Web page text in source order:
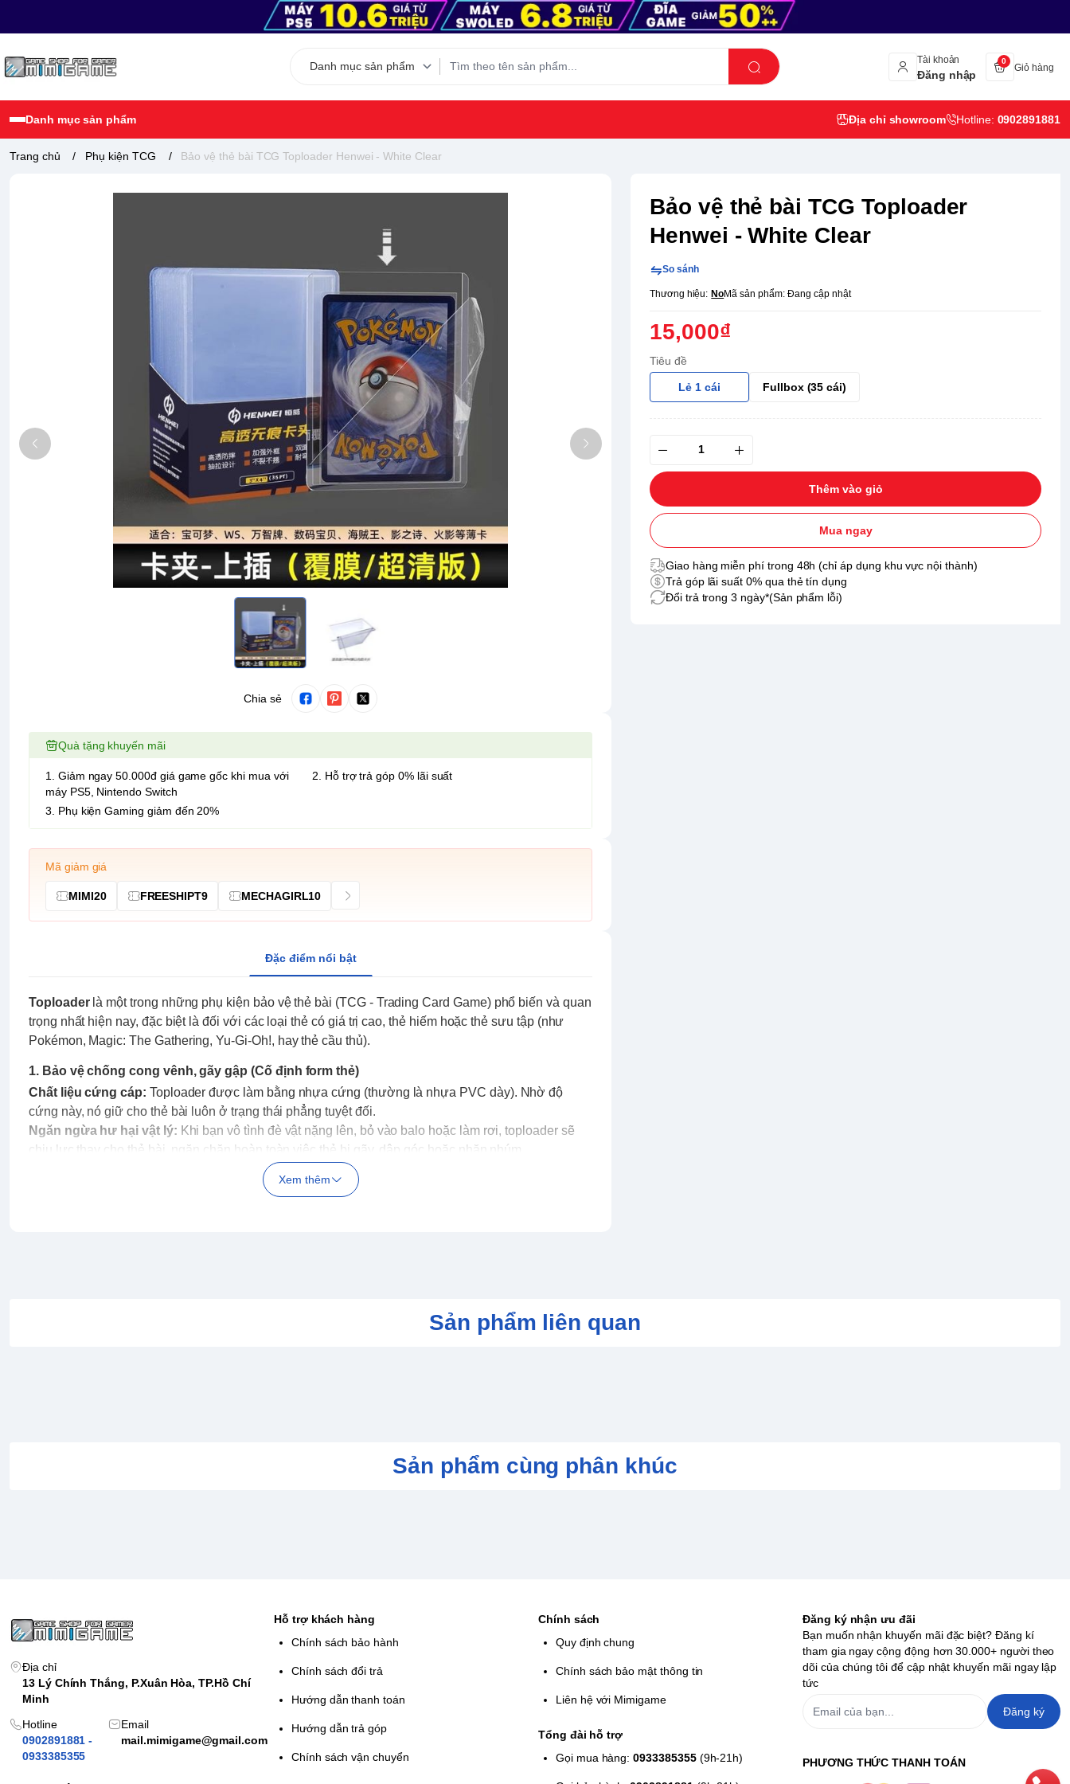
Tài khoản
Đăng nhập
0
Giỏ hàng
Danh mục sản phẩm Địa chỉ showroom Hotline: 0902891881
Trang chủ / Phụ kiện TCG / Bảo vệ thẻ bài TCG Toploader Henwei - White Clear
Chia sẻ
Bảo vệ thẻ bài TCG Toploader
Henwei - White Clear
So sánh
Thương hiệu: NoMã sản phẩm: Đang cập nhật
15,000₫
Tiêu đề
Lẻ 1 cái Fullbox (35 cái)
Thêm vào giỏ
Mua ngay
Giao hàng miễn phí trong 48h (chỉ áp dụng khu vực nội thành)
Trả góp lãi suất 0% qua thẻ tín dụng
Đổi trả trong 3 ngày*(Sản phẩm lỗi)
Quà tặng khuyến mãi
1. Giảm ngay 50.000đ giá game gốc khi mua với
máy PS5, Nintendo Switch
2. Hỗ trợ trả góp 0% lãi suất
3. Phụ kiện Gaming giảm đến 20%
Mã giảm giá
MIMI20 FREESHIPT9 MECHAGIRL10
Đặc điểm nổi bật
Toploaderlà một trong những phụ kiện bảo vệ thẻ bài (TCG - Trading Card Game) phổ biến và quan
trọng nhất hiện nay, đặc biệt là đối với các loại thẻ có giá trị cao, thẻ hiếm hoặc thẻ sưu tập (như
Pokémon, Magic: The Gathering, Yu-Gi-Oh!, hay thẻ cầu thủ).
1. Bảo vệ chống cong vênh, gãy gập (Cố định form thẻ)
Chất liệu cứng cáp: Toploader được làm bằng nhựa cứng (thường là nhựa PVC dày). Nhờ độ
cứng này, nó giữ cho thẻ bài luôn ở trạng thái phẳng tuyệt đối.
Ngăn ngừa hư hại vật lý: Khi bạn vô tình đè vật nặng lên, bỏ vào balo hoặc làm rơi, toploader sẽ
chịu lực thay cho thẻ bài, ngăn chặn hoàn toàn việc thẻ bị gãy, dập góc hoặc nhăn nhúm.
Thẻ bài TCG rất dễ bị xước bề mặt (đặc biệt là các thẻ lấp lánh - Holo/Foils) hoặc bị mòn, "trắng góc"
Xem thêm
Sản phẩm liên quan
Sản phẩm cùng phân khúc
Địa chỉ
13 Lý Chính Thắng, P.Xuân Hòa, TP.Hồ Chí
Minh
Hotline
0902891881 -
0933385355
Email
mail.mimigame@gmail.com
Hỗ trợ khách hàng
Chính sách bảo hành
Chính sách đổi trả
Hướng dẫn thanh toán
Hướng dẫn trả góp
Chính sách vận chuyển
Chính sách
Quy định chung
Chính sách bảo mật thông tin
Liên hệ với Mimigame
Tổng đài hỗ trợ
Gọi mua hàng:0933385355(9h-21h)
Đăng ký nhận ưu đãi
Bạn muốn nhận khuyến mãi đặc biệt? Đăng kí
tham gia ngay cộng động hơn 30.000+ người theo
dõi của chúng tôi để cập nhật khuyến mãi ngay lập
tức
Đăng ký
PHƯƠNG THỨC THANH TOÁN